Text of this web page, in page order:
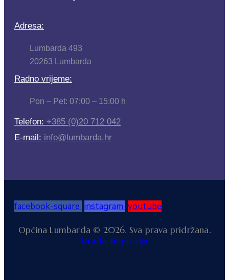
Adresa:
Lumbarda 493
20263 Lumbarda
Radno vrijeme:
Pon – Pet: 07:00 – 15:00 h
Telefon: +385 (0)20 712 042
E-mail: info@lumbarda.hr
facebook-square instagram youtube
Općina Lumbarda © 2026. Sva prava pridržana.
Izrada: Impresija